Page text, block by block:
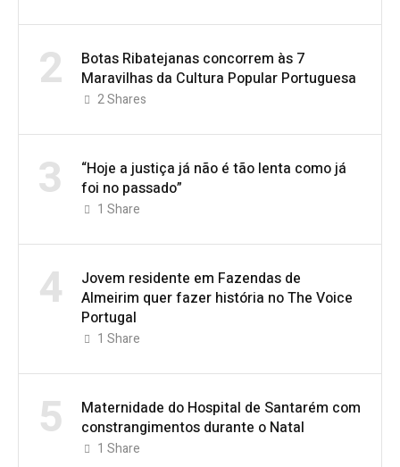
2
Botas Ribatejanas concorrem às 7
Maravilhas da Cultura Popular Portuguesa
2Shares
3
“Hoje a justiça já não é tão lenta como já
foi no passado”
1 Share
4
Jovem residente em Fazendas de
Almeirim quer fazer história no The Voice
Portugal
1 Share
5
Maternidade do Hospital de Santarém com
constrangimentos durante o Natal
1 Share